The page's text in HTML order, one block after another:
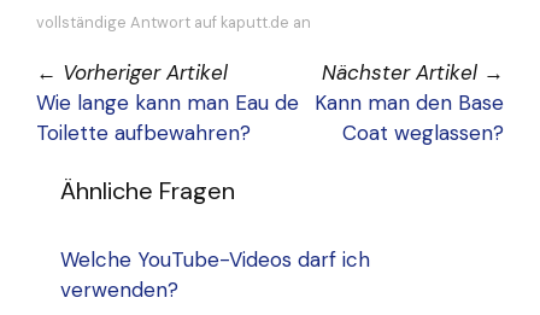
vollständige Antwort auf kaputt.de an
← Vorheriger Artikel
Wie lange kann man Eau de
Toilette aufbewahren?
Nächster Artikel →
Kann man den Base
Coat weglassen?
Ähnliche Fragen
Welche YouTube-Videos darf ich
verwenden?